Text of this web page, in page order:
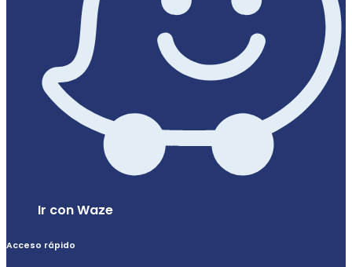
Ir con Waze
Acceso rápido